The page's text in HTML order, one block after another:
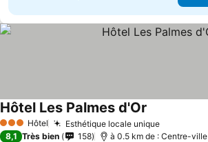
3 ÉtoilesHôtel Esthétique locale unique
Hôtel Les Palmes d'Or
8,1 Très bien 158 à 0.5 km de : Centre-ville